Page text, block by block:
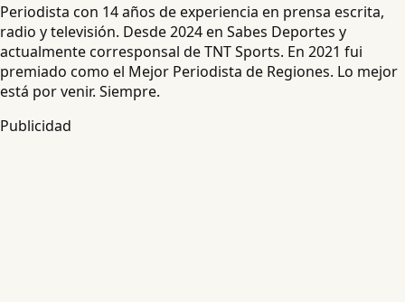
Periodista con 14 años de experiencia en prensa escrita,
radio y televisión. Desde 2024 en Sabes Deportes y
actualmente corresponsal de TNT Sports. En 2021 fui
premiado como el Mejor Periodista de Regiones. Lo mejor
está por venir. Siempre.
Publicidad